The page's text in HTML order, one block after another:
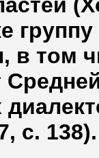
в том
с. 138).